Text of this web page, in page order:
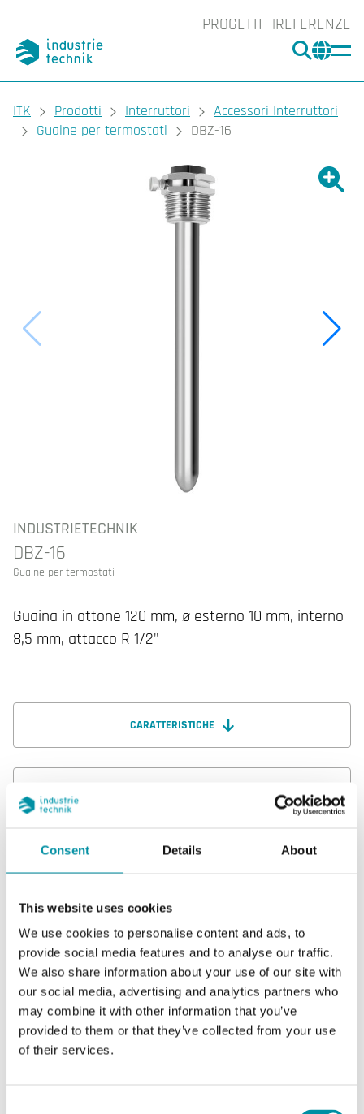
Consent Details About
This website uses cookies
We use cookies to personalise content and ads, to
provide social media features and to analyse our traffic.
We also share information about your use of our site with
our social media, advertising and analytics partners who
may combine it with other information that you’ve
provided to them or that they’ve collected from your use
of their services.
PROGETTI REFERENZE
CERCA
You are here:
ITK Prodotti Interruttori
Accessori Interruttori
Guaine per termostati
DBZ-16
INDUSTRIETECHNIK
DBZ-16
Guaine per termostati
Guaina in ottone 120 mm, ø esterno 10 mm, interno
8,5 mm, attacco R 1/2"
CARATTERISTICHE
ACCESSORI
Caratteristiche
Caratteristiche di DBZ-16
Lunghezza del tubo